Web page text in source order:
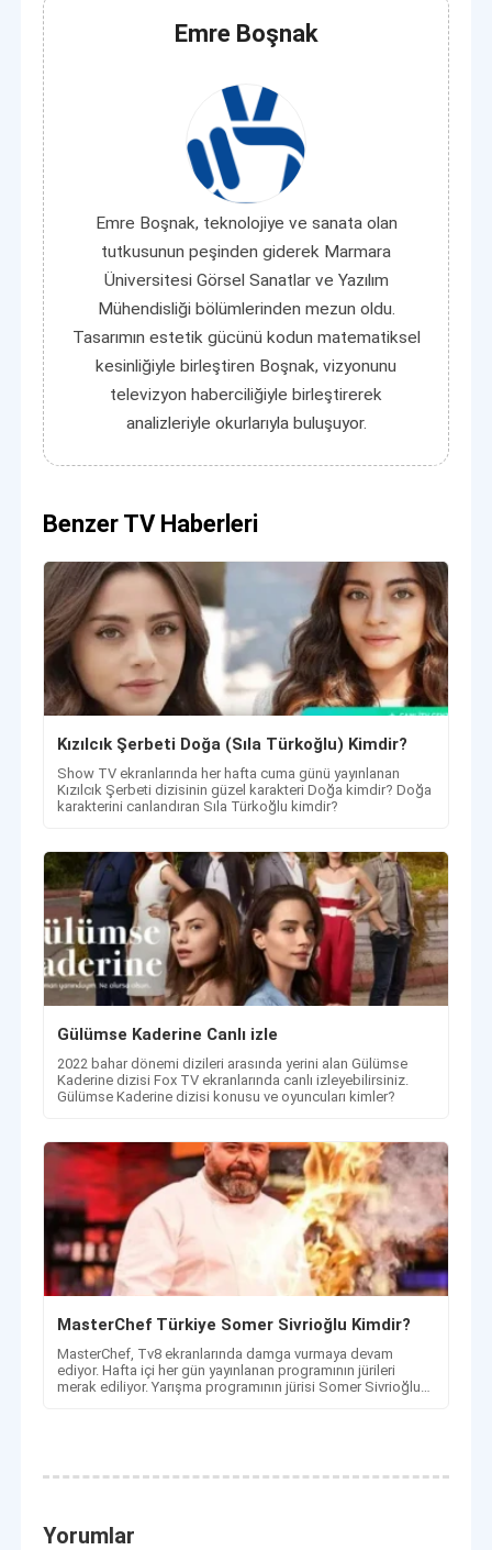
Emre Boşnak
Emre Boşnak, teknolojiye ve sanata olan
tutkusunun peşinden giderek Marmara
Üniversitesi Görsel Sanatlar ve Yazılım
Mühendisliği bölümlerinden mezun oldu.
Tasarımın estetik gücünü kodun matematiksel
kesinliğiyle birleştiren Boşnak, vizyonunu
televizyon haberciliğiyle birleştirerek
analizleriyle okurlarıyla buluşuyor.
Benzer TV Haberleri
Kızılcık Şerbeti Doğa (Sıla Türkoğlu) Kimdir?
Show TV ekranlarında her hafta cuma günü yayınlanan
Kızılcık Şerbeti dizisinin güzel karakteri Doğa kimdir? Doğa
karakterini canlandıran Sıla Türkoğlu kimdir?
Gülümse Kaderine Canlı izle
2022 bahar dönemi dizileri arasında yerini alan Gülümse
Kaderine dizisi Fox TV ekranlarında canlı izleyebilirsiniz.
Gülümse Kaderine dizisi konusu ve oyuncuları kimler?
MasterChef Türkiye Somer Sivrioğlu Kimdir?
​​​​​​​MasterChef, Tv8 ekranlarında damga vurmaya devam
ediyor. Hafta içi her gün yayınlanan programının jürileri
merak ediliyor. Yarışma programının jürisi Somer Sivrioğlu
Yorumlar